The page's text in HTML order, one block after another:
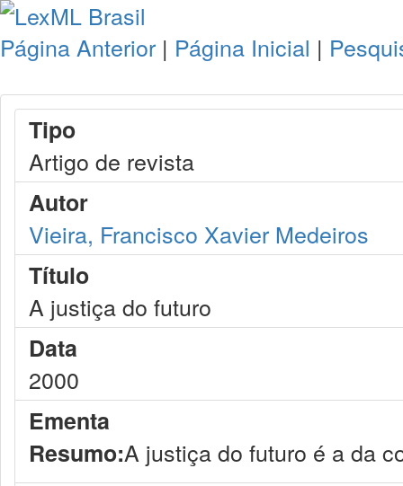
Página Anterior | Página Inicial |
Tipo
Artigo de revista
Autor
Vieira, Francisco Xavier Medeiros
Título
A justiça do futuro
Data
2000
Ementa
Resumo:A justiça do futuro é a da